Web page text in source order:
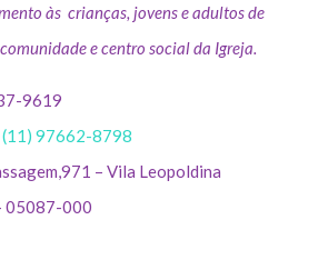
às crianças, jovens e adultos de
e centro social da Igreja.
9619
(11) 97662-8798
– Vila Leopoldina
05087-000